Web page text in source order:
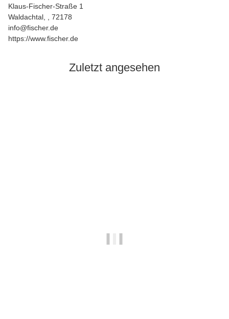
Klaus-Fischer-Straße 1
Waldachtal, , 72178
info@fischer.de
https://www.fischer.de
Zuletzt angesehen